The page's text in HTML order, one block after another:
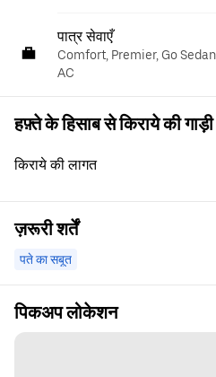
पात्र सेवाएँ
Comfort, Premier, Go
AC
हफ़्ते के हिसाब से किराये की गाड़ी
किराये की लागत
ज़रूरी शर्तें
पते का सबूत
पिकअप लोकेशन